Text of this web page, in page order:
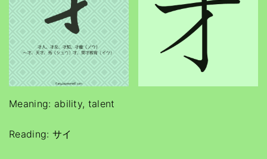
Meaning: ability, talent
Reading: サイ